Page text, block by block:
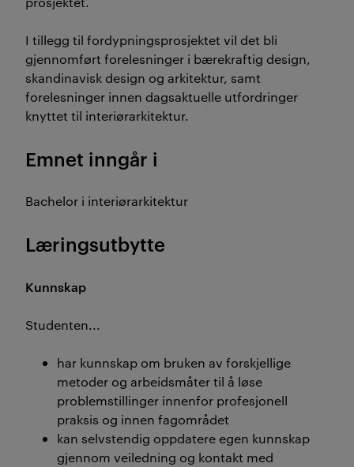
I tillegg til fordypningsprosjektet vil det bli
gjennomført forelesninger i bærekraftig design,
skandinavisk design og arkitektur, samt
forelesninger innen dagsaktuelle utfordringer
knyttet til interiørarkitektur.
Emnet inngår i
Bachelor i interiørarkitektur
Læringsutbytte
Kunnskap
Studenten...
har kunnskap om bruken av forskjellige
metoder og arbeidsmåter til å løse
problemstillinger innenfor profesjonell
praksis og innen fagområdet
kan selvstendig oppdatere egen kunnskap
gjennom veiledning og kontakt med